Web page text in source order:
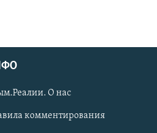
О нас
комментирования